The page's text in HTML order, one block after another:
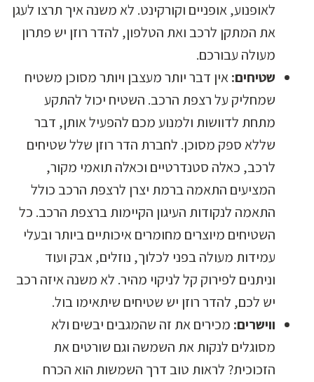
לאופנוע, אופניים וקורקינט. לא משנה איך תרצו לעגן
את המתקן לרכב ואת הטלפון, להדר רוזן יש פתרון
מעולה עבורכם.
שטיחים:אין דבר יותר מעצבן ויותר מסוכן משטיח
שמחליק על רצפת הרכב. השטיח יכול להתקע
מתחת לדוושות ולמנוע מכם להפעיל אותן, דבר
שללא ספק מסוכן. לחברת הדר רוזן שלל שטיחים
לרכב, כאלה סטנדרטיים וכאלה תואמי מקור,
המציעים התאמה ברמת יצרן לרצפת הרכב כולל
התאמה לנקודות העיגון הקיימות ברצפת הרכב. כל
השטיחים מיוצרים מחומרים איכותיים ביותר ובעלי
עמידות מעולה בפני לכלוך, נוזלים, אבק ועוד
וניתנים לפירוק קל לניקוי מהיר. לא משנה איזה רכב
יש לכם, להדר רוזן יש שטיחים שיתאימו בול.
ווישרים: מכירים את זה שהמגבים יבשים ולא
מסוגלים לנקות את השמשה וגם שורטים את
הזכוכית? לראות טוב דרך השמשות הוא הכרח